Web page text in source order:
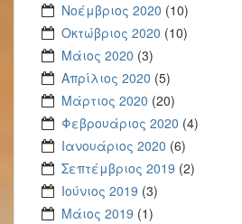
Νοέμβριος 2020 (10)
Οκτώβριος 2020 (10)
Μάιος 2020 (3)
Απρίλιος 2020 (5)
Μάρτιος 2020 (20)
Φεβρουάριος 2020 (4)
Ιανουάριος 2020 (6)
Σεπτέμβριος 2019 (2)
Ιούνιος 2019 (3)
Μάιος 2019 (1)